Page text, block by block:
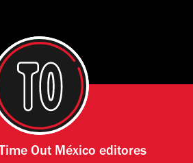
Time Out México editores